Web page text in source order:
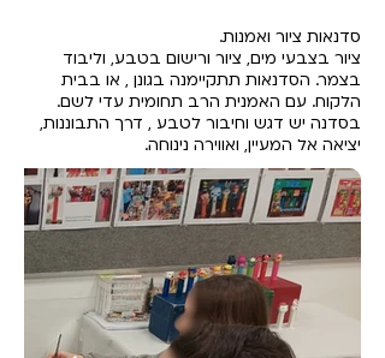
סדנאות ציור ואמנות.
ציור בצבעי מים, ציור ורישום בטבע, וליבוד
בצמר. הסדנאות תתקיימנה בגונן , או בבית
הלקוח. עם האמנית הרב תחומית עדי לשם.
בסדנה יש דגש וחיבור לטבע , דרך התבוננות,
יציאה אל המעיין, ואווירה נינוחה.